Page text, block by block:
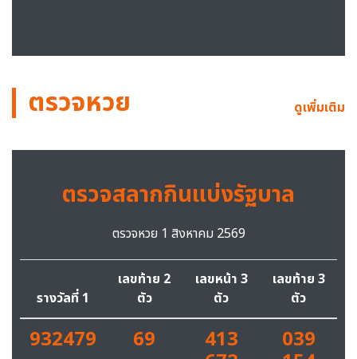
ตรวจหวย ดูเพิ่มเติม
ตรวจสลากกินแบ่งรัฐบาล
ตรวจหวย 1 สิงหาคม 2569
รางวัลที่ 1
เลขท้าย 2
ตัว
เลขหน้า 3
ตัว
เลขท้าย 3
ตัว
932479 69 413 039